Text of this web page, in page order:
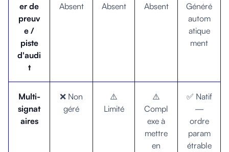
er de
preuv
e /
piste
d'audi
t
Absent
Absent
Absent
Généré
autom
atique
ment
Multi-
signat
aires
❌ Non
géré
⚠️
Limité
⚠️
Compl
exe à
mettre
en
✅ Natif
—
ordre
param
étrable